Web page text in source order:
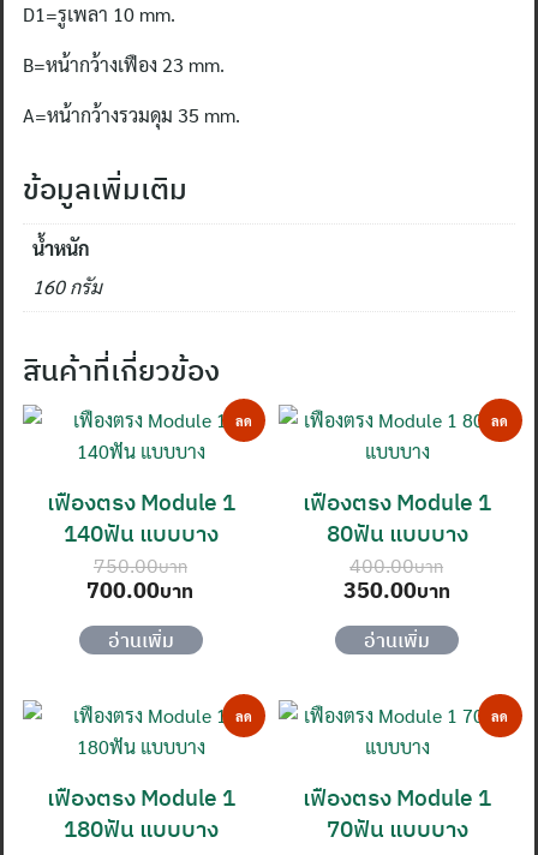
D1=รูเพลา 10 mm.
B=หน้ากว้างเฟือง 23 mm.
A=หน้ากว้างรวมดุม 35 mm.
ข้อมูลเพิ่มเติม
น้ำหนัก
160 กรัม
สินค้าที่เกี่ยวข้อง
ลด
เฟืองตรง Module 1
140ฟัน แบบบาง
750.00
Original
was:
700.00
is:
อ่านเพิ่ม
ลด
เฟืองตรง Module 1
80ฟัน แบบบาง
400.00
Original
was:
350.00
is:
อ่านเพิ่ม
ลด
เฟืองตรง Module 1
180ฟัน แบบบาง
ลด
เฟืองตรง Module 1
70ฟัน แบบบาง